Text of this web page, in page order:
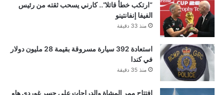
“ارتكب خطأ قاتلا”.. كارني يسحب ثقته من رئيس
الفيفا إنفانتينو
منذ 33 دقيقة
استعادة 392 سيارة مسروقة بقيمة 28 مليون دولار
في كندا
منذ 35 دقيقة
افتتاح ممر المشاة والدراجات على جسر غوردي هاو